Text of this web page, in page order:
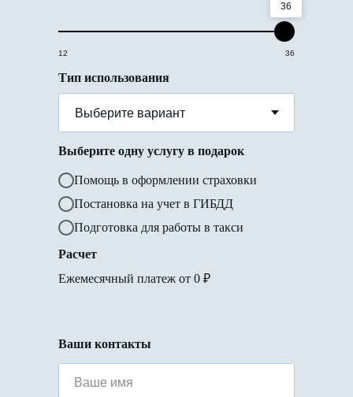
36
12 36
Тип использования
Выберите одну услугу в подарок
Помощь в оформлении страховки
Постановка на учет в ГИБДД
Подготовка для работы в такси
Расчет
Ежемесячный платеж от 0 ₽
Ваши контакты
Ваше имя